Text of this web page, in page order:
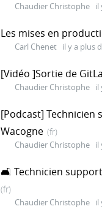
Chaudier Christophe il
Les mises en
Carl Chenet il y a plus
[Vidéo ]Sortie de
Chaudier Christophe il
[Podcast] Technicien
Wacogne (fr)
Chaudier Christophe il
🛋️ Technicien
(fr)
Chaudier Christophe il